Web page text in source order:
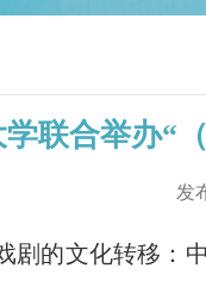
联合举办“
发
剧的文化转移